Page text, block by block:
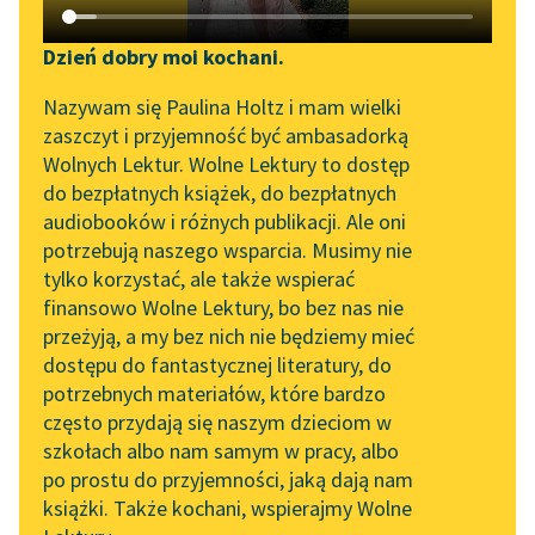
Katalog DAISY
Podkasty o książkach
Zgłoś brak utworu
Aktualności
„Prokurator Alicja Horn”
do słuchania
Byliśmy częścią AI Impact
Lab
Zapraszamy na spotkanie
online z tłumaczkami
literatury skandynawskiej
Spotkanie z Katarzyną
Tunkiel w Oslo
102. lata temu zmarł
Joseph Conrad
Narzędzia
Mapa Wolnych Lektur
Leśmianator
Przewodnik dla piszących i
czytających
API
OAI-PMH
Widget Wolnych Lektur
Przypisy
Dzień dobry moi kochani.
Nazywam się Paulina Holtz i mam wielki
zaszczyt i przyjemność być ambasadorką
Wolnych Lektur. Wolne Lektury to dostęp
do bezpłatnych książek, do bezpłatnych
audiobooków i różnych publikacji. Ale oni
potrzebują naszego wsparcia. Musimy nie
tylko korzystać, ale także wspierać
finansowo Wolne Lektury, bo bez nas nie
przeżyją, a my bez nich nie będziemy mieć
dostępu do fantastycznej literatury, do
potrzebnych materiałów, które bardzo
często przydają się naszym dzieciom w
szkołach albo nam samym w pracy, albo
po prostu do przyjemności, jaką dają nam
książki. Także kochani, wspierajmy Wolne
pobierz książkę
czytaj online
A gdyby tak kobiety weszły na ambony, aby wygłaszać
kazania? Ależ po cóż miałyby to robić, przecież
wszystko, co chcą powiedzieć one, mogą powiedzieć ci,